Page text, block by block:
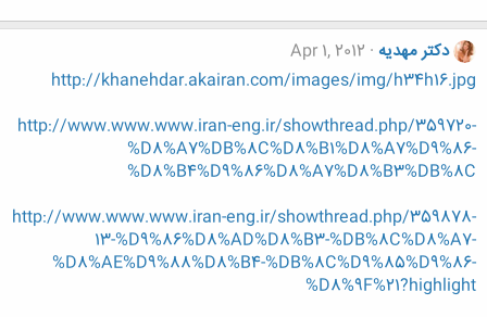
دکتر مهدیه Apr 1, 2012
http://khanehdar.akairan.com/images/img/h34h16.jpg
http://www.www.www.iran-eng.ir/showthread.php/359720-
%D8%A7%DB%8C%D8%B1%D8%A7%D9%86-
%D8%B4%D9%86%D8%A7%D8%B3%DB%8C
http://www.www.www.iran-eng.ir/showthread.php/359878-
13-%D9%86%D8%AD%D8%B3-%DB%8C%D8%A7-
%D8%AE%D9%88%D8%B4-%DB%8C%D9%85%D9%86-
%D8%9F%21?highlight